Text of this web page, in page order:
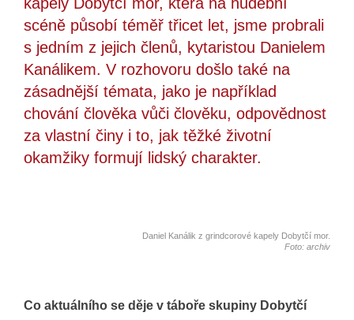
scéně působí téměř třicet let, jsme probrali
s jedním z jejich členů, kytaristou Danielem
Kanálikem. V rozhovoru došlo také na
zásadnější témata, jako je například
chování člověka vůči člověku, odpovědnost
za vlastní činy i to, jak těžké životní
okamžiky formují lidský charakter.
Daniel Kanálik z grindcorové kapely Dobytčí mor.
Foto: archiv
Co aktuálního se děje v táboře skupiny Dobytčí